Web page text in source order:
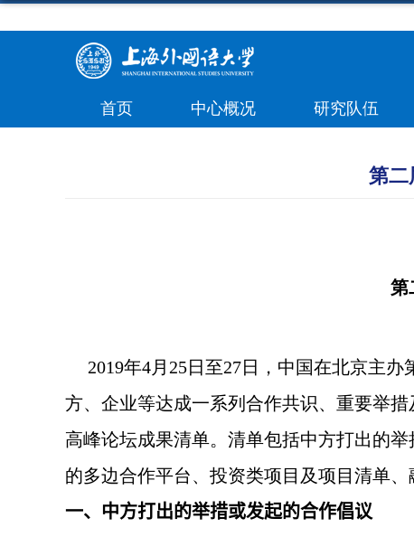
首页 中心概况 研究队伍
第二
第
2019年4月 25日至27日，中国在北京主办
方、企业等达成一系列合作共识、重要举
高峰论坛成果清单。清单包括中方打出的
的多边合作平台、投资类项目及项目清单
一、中方打出的举措或发起的合作倡议